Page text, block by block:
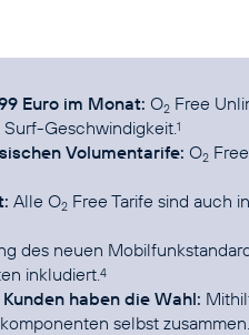
Euro im Monat: O2 Free
Geschwindigkeit.1
Volumentarife: O2
Alle O2 Free Tarife sind auch
des neuen
inkludiert.4
haben die Wahl:
selbst zusammen.